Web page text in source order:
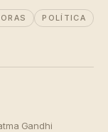
POLÍTICA
Gandhi